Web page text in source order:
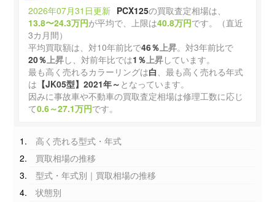
2026年07月31日更新 PCX125の買取査定相場は、
13.8〜24.3万円が平均で、上限は40.8万円です。（直近
3カ月間）
平均買取額は、対10年前比で46％ 上昇。対3年前比で
20％ 上昇し、対前年比では1％ 上昇しています。
最も高く売れるカラーリングは白
、最も高く売れる年式
は 【JK05型】2021年～ となっています。
因みに事故車や不動車の買取査定相場は修理工数に応じ
て0.6～27.1万円です。
高く売れる型式・年式
買取相場の推移
型式・年式別｜買取相場の推移
状態別